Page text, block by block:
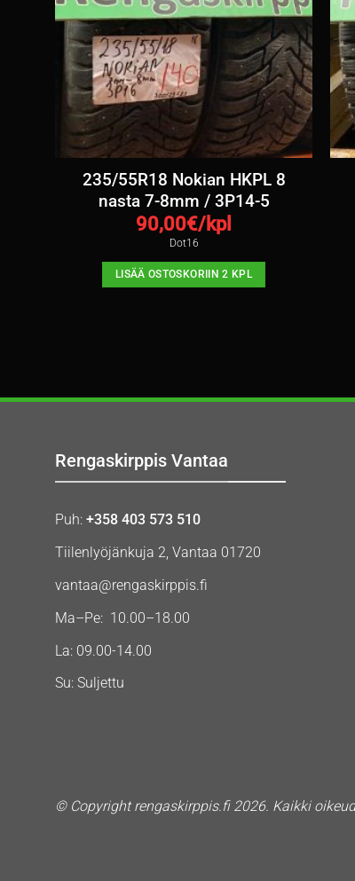
235/55R18 Nokian HKPL 8
nasta 7-8mm / 3P14-5
90,00€/kpl
Dot16
LISÄÄ OSTOSKORIIN 2 KPL
Rengaskirppis Vantaa
Puh: +358 403 573 510
Tiilenlyöjänkuja 2, Vantaa 01720
vantaa@rengaskirppis.fi
Ma–Pe: 10.00–18.00
La: 09.00-14.00
Su: Suljettu
© Copyright rengaskirppis.fi 2026. Kaikki